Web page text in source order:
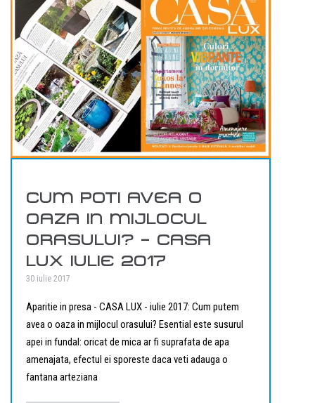
CUM POTI AVEA O
OAZA IN MIJLOCUL
ORASULUI? – CASA
LUX IULIE 2017
30 iulie 2017
Aparitie in presa - CASA LUX - iulie 2017: Cum putem
avea o oaza in mijlocul orasului? Esential este susurul
apei in fundal: oricat de mica ar fi suprafata de apa
amenajata, efectul ei sporeste daca veti adauga o
fantana arteziana